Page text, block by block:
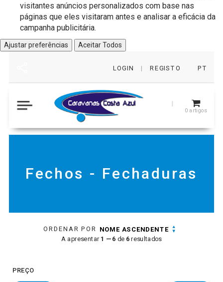
visitantes anúncios personalizados com base nas
páginas que eles visitaram antes e analisar a eficácia da
campanha publicitária.
Ajustar preferências Aceitar Todos
LOGIN | REGISTO PT
0 artigos
Fechos - Fechaduras
ORDENAR POR
NOME ASCENDENTE
A apresentar 1 — 6 de 6 resultados
PREÇO